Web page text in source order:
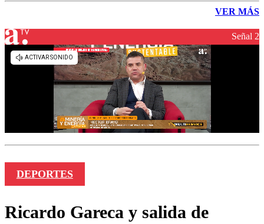
VER MÁS
Señal 2
DEPORTES
Ricardo Gareca y salida de